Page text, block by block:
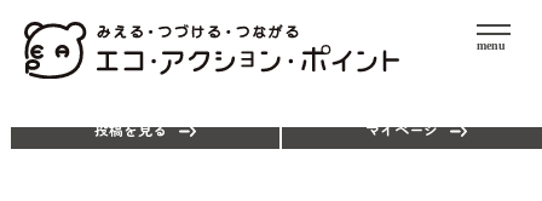
menu
投稿を見る
マイページ